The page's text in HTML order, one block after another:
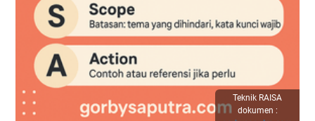
Teknik RAISA
dokumen :